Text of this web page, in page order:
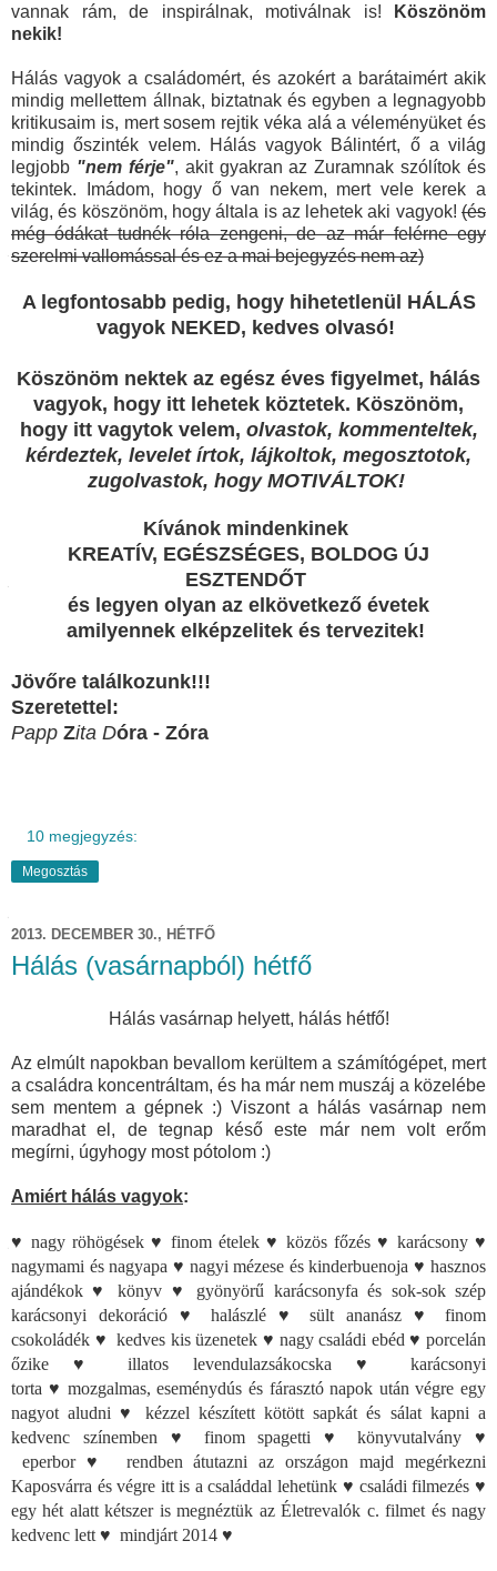
vannak rám, de inspirálnak, motiválnak is!
Köszönöm
nekik!
Hálás vagyok a családomért, és azokért a barátaimért akik
mindig mellettem állnak, biztatnak és egyben a legnagyobb
kritikusaim is, mert sosem rejtik véka alá a véleményüket és
mindig őszinték velem. Hálás vagyok Bálintért, ő a világ
legjobb "nem férje", akit gyakran az Zuramnak szólítok és
tekintek. Imádom, hogy ő van nekem, mert vele kerek a
világ, és köszönöm, hogy általa is az lehetek aki vagyok! (és
még ódákat tudnék róla zengeni, de az már felérne egy
szerelmi vallomással és ez a mai bejegyzés nem az)
A legfontosabb pedig, hogy hihetetlenül HÁLÁS
vagyok NEKED, kedves olvasó!
Köszönöm nektek az egész éves figyelmet, hálás
vagyok, hogy itt lehetek köztetek. Köszönöm,
hogy itt vagytok velem, olvastok, kommenteltek,
kérdeztek, levelet írtok, lájkoltok, megosztotok,
zugolvastok, hogy MOTIVÁLTOK!
Kívánok mindenkinek
KREATÍV, EGÉSZSÉGES, BOLDOG ÚJ
ESZTENDŐT
és legyen olyan az elkövetkező évetek
amilyennek elképzelitek és tervezitek!
Jövőre találkozunk!!!
Szeretettel:
Papp Zita Dóra - Zóra
10 megjegyzés:
Megosztás
2013. DECEMBER 30., HÉTFŐ
Hálás (vasárnapból) hétfő
Hálás vasárnap helyett, hálás hétfő!
Az elmúlt napokban bevallom kerültem a számítógépet, mert
a családra koncentráltam, és ha már nem muszáj a közelébe
sem mentem a gépnek :) Viszont a hálás vasárnap nem
maradhat el, de tegnap késő este már nem volt erőm
megírni, úgyhogy most pótolom :)
Amiért hálás vagyok:
♥ nagy röhögések ♥ finom ételek ♥ közös főzés ♥ karácsony ♥
nagymami és nagyapa ♥ nagyi mézese és kinderbuenoja ♥ hasznos
ajándékok♥ könyv ♥ gyönyörű karácsonyfa és sok-sok szép
karácsonyi dekoráció ♥ halászlé ♥ sült ananász ♥ finom
csokoládék ♥ kedves kis üzenetek ♥ nagy családi ebéd ♥ porcelán
őzike ♥ illatos levendulazsákocska ♥ karácsonyi
torta ♥ mozgalmas, eseménydús és fárasztó napok után végre egy
nagyot aludni♥ kézzel készítettkötött sapkát és sálat kapni a
kedvenc színemben ♥ finom spagetti♥könyvutalvány♥
eperbor ♥
rendben átutazni az országon majd megérkezni
Kaposvárra és végre itt is a családdal lehetünk ♥ családi filmezés♥
egy hét alatt kétszer is megnéztük az Életrevalók c. filmet és nagy
kedvenc lett ♥ mindjárt 2014 ♥